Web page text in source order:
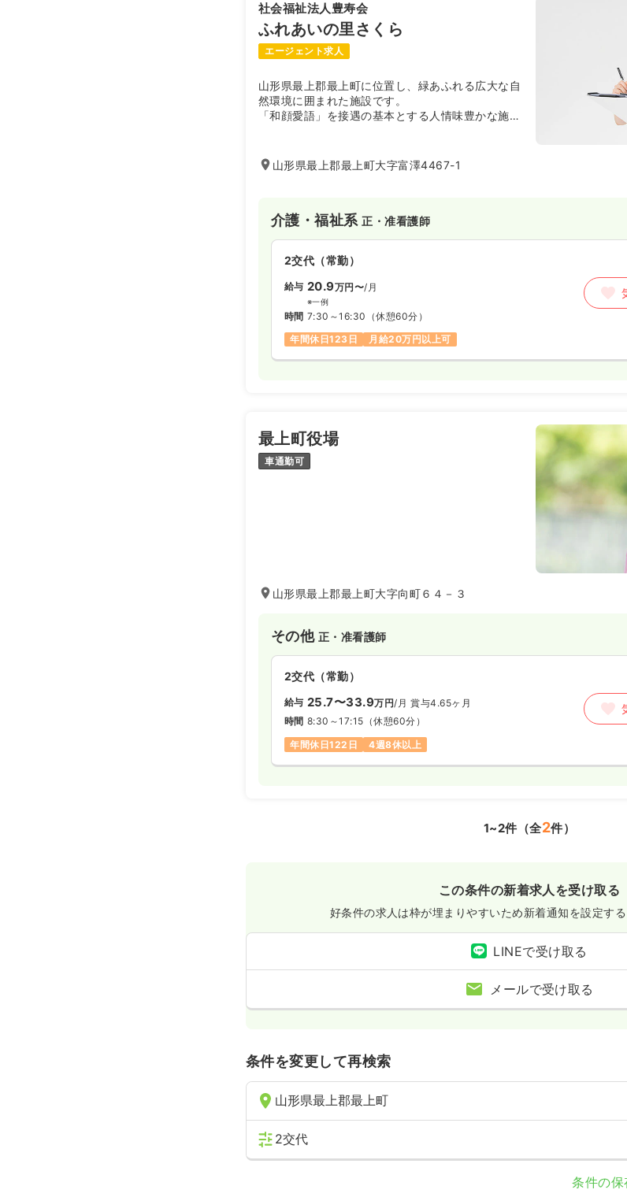
社会福祉法人豊寿会
ふれあいの里さくら
エージェント求人
山形県最上郡最上町に位置し、緑あふれる広大な自
然環境に囲まれた施設です。
「和顔愛語」を接遇の基本とする人情味豊かな施設
山形県最上郡最上町大字富澤4467-1
介護・福祉系正・准看護師
2交代（常勤）
給与 20.9万円〜/月
※一例
時間 7:30～16:30 （休憩60分）
年間休日123日
月給20万円以上可
最上町役場
車通勤可
山形県最上郡最上町大字向町６４－３
その他 正・准看護師
2交代（常勤）
給与 25.7〜33.9万円/月 賞与4.65ヶ月
時間 8:30～17:15 （休憩60分）
年間休日122日
4週8休以上
1~2件（全2件）
この条件の新着求人を受け取る
好条件の求人は枠が埋まりやすいため新着通知を設定す
LINEで受け取る
メールで受け取る
条件を変更して再検索
山形県最上郡最上町
2交代
条件の